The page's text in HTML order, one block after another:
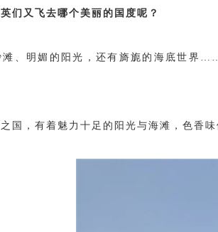
们又飞去哪个美丽的国度呢？
、明媚的阳光，还有旖旎的海底世界
国，有着魅力十足的阳光与海滩，色香